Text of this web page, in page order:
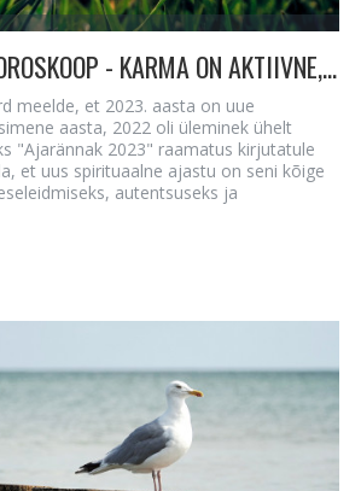
1. - 30. JUUNI HOROSKOOP - KARMA ON AKTIIVNE, ARMASTUS ON ÕHUS JA SUHTED SAAVAD SELGUSE!
meelde, et 2023. aasta on uue
aasta, 2022 oli üleminek ühelt
"Ajarännak 2023" raamatus kirjutatule
et uus spirituaalne ajastu on seni kõige
autentsuseks ja